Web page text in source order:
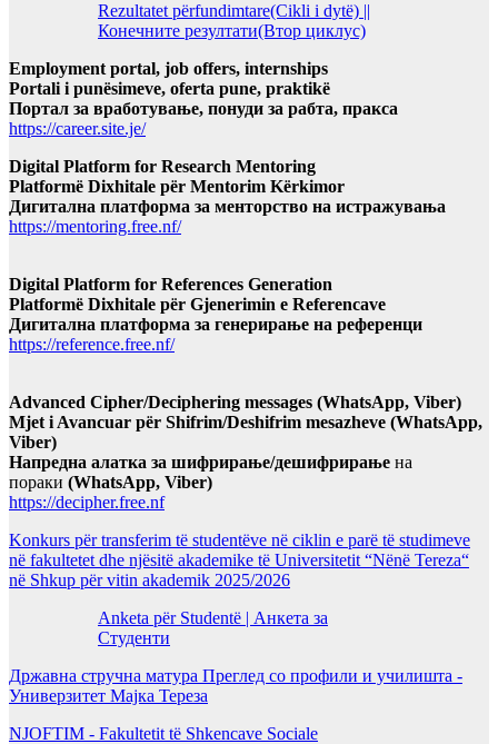
Rezultatet përfundimtare(Cikli i dytë) ||
Конечните резултати(Втор циклус)
Employment portal, job offers, internships
Portali i punësimeve, oferta pune, praktikë
Портал за вработување, понуди за рабта, пракса
https://career.site.je/
Digital Platform for Research Mentoring
Platformë Dixhitale për Mentorim Kërkimor
Дигитална платформа за менторство на истражувања
https://mentoring.free.nf/
Digital Platform for References Generation
Platformë Dixhitale për Gjenerimin e Referencave
Дигитална платформа за генерирање на референци
https://reference.free.nf/
Advanced Cipher/Deciphering messages (WhatsApp, Viber)
Mjet i Avancuar për Shifrim/Deshifrim mesazheve (WhatsApp,
Viber)
Напредна алатка за шифрирање/дешифрирање на
пораки (WhatsApp, Viber)
https://decipher.free.nf
Konkurs për transferim të studentëve në ciklin e parë të studimeve
në fakultetet dhe njësitë akademike të Universitetit “Nënë Tereza“
në Shkup për vitin akademik 2025/2026
Anketa për Studentë | Анкета за
Студенти
Државна стручна матура Преглед со профили и училишта -
Универзитет Мајка Тереза
NJOFTIM - Fakultetit të Shkencave Sociale